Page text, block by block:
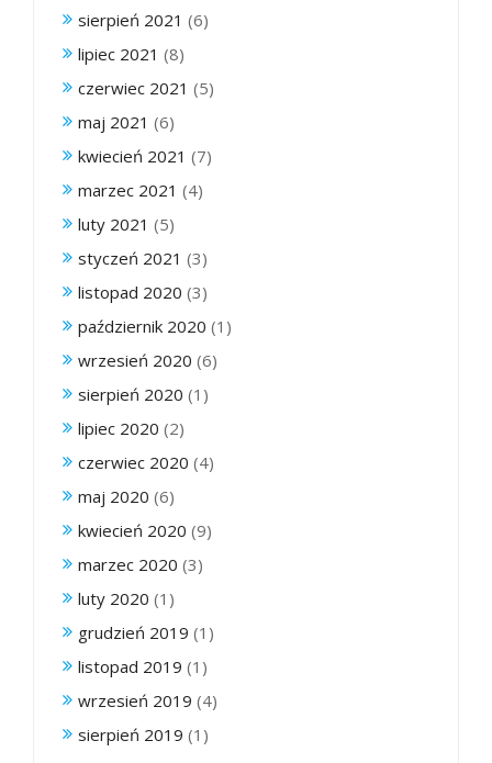
sierpień 2021 (6)
lipiec 2021 (8)
czerwiec 2021 (5)
maj 2021 (6)
kwiecień 2021 (7)
marzec 2021 (4)
luty 2021 (5)
styczeń 2021 (3)
listopad 2020 (3)
październik 2020 (1)
wrzesień 2020 (6)
sierpień 2020 (1)
lipiec 2020 (2)
czerwiec 2020 (4)
maj 2020 (6)
kwiecień 2020 (9)
marzec 2020 (3)
luty 2020 (1)
grudzień 2019 (1)
listopad 2019 (1)
wrzesień 2019 (4)
sierpień 2019 (1)